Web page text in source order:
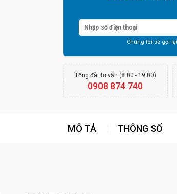
Chúng tôi sẽ gọi
Tổng đài tư vấn (8:00 - 19:00)
0908 874 740
MÔ TẢ THÔNG SỐ